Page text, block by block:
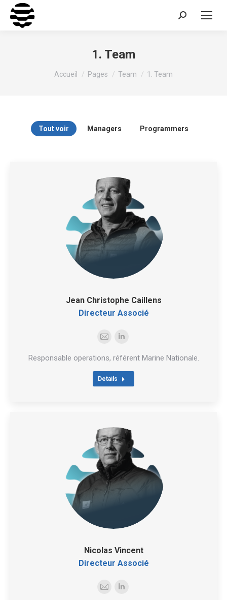
Recherche
1. Team
Vous êtes ici :
Accueil Pages Team 1. Team
Tout voir Managers Programmers
Jean Christophe Caillens
Directeur Associé
Responsable operations, référent Marine Nationale.
E-
mail
LinkedIn
Details
Nicolas Vincent
Directeur Associé
E-
LinkedIn